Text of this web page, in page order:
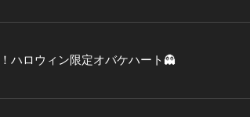
ハロウィン限定オバケハート👻